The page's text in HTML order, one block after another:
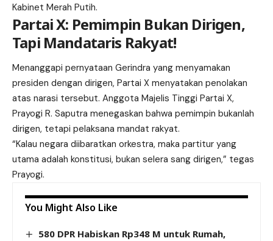
Kabinet Merah Putih.
Partai X: Pemimpin Bukan Dirigen,
Tapi Mandataris Rakyat!
Menanggapi pernyataan Gerindra yang menyamakan
presiden dengan dirigen, Partai X menyatakan penolakan
atas narasi tersebut. Anggota Majelis Tinggi Partai X,
Prayogi R. Saputra menegaskan bahwa pemimpin bukanlah
dirigen, tetapi pelaksana mandat rakyat.
“Kalau negara diibaratkan orkestra, maka partitur yang
utama adalah konstitusi, bukan selera sang dirigen,” tegas
Prayogi.
You Might Also Like
580 DPR Habiskan Rp348 M untuk Rumah,